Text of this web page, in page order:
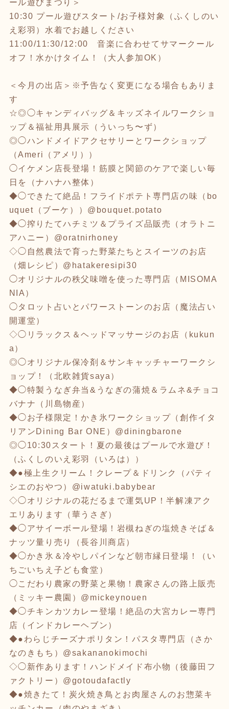
ール遊びまつり＞
10:30 プール遊びスタート/お子様対象（ふくしのい
え彩羽）水着でお越しください
11:00/11:30/12:00 音楽に合わせてサマークール
オフ！水かけタイム！（大人参加OK）
＜今月の出店＞※予告なく変更になる場合もありま
す
☆◎◯キャンディバッグ＆キッズネイルワークショ
ップ＆福祉用具展示（ういっち〜ず）
◎◯ハンドメイドアクセサリーとワークショップ
（Ameri（アメリ））
◯イケメン店長登場！筋膜と関節のケアで楽しい毎
日を（ナハナハ整体）
◆◯できたて絶品！フライドポテト専門店の味（bo
uquet（ブーケ））@bouquet.potato
◆◯搾りたてハチミツ＆プライズ品販売（オラトニ
アハニー）@oratnirhoney
◇◯自然農法で育った野菜たちとスイーツのお店
（畑レシピ）@hatakeresipi30
◯オリジナルの秩父味噌を使った専門店（MISOMA
NIA）
◯タロット占いとパワーストーンのお店（魔法占い
開運堂）
◇◯リラックス＆ヘッドマッサージのお店（kukun
a）
◎◯オリジナル保冷剤＆サンキャッチャーワークシ
ョップ！（北欧雑貨saya）
◆◯特製うなぎ弁当&うなぎの蒲焼＆ラムネ&チョコ
バナナ（川島物産）
◆◯お子様限定！かき氷ワークショップ（創作イタ
リアンDining Bar ONE）@diningbarone
◎◯10:30スタート！夏の最後はプールで水遊び！
（ふくしのいえ彩羽（いろは））
◆●極上生クリーム！クレープ＆ドリンク（パティ
シエのおやつ）@iwatuki.babybear
◇◯オリジナルの花だるまで運気UP！半解凍アク
エリあります（華うさぎ）
◆◯アサイーボール登場！岩槻ねぎの塩焼きそば＆
ナッツ量り売り（長谷川商店）
◆◯かき氷＆冷やしパインなど朝市縁日登場！（い
ちごいちえ子ども食堂）
◯こだわり農家の野菜と果物！農家さんの路上販売
（ミッキー農園）@mickeynouen
◆◯チキンカツカレー登場！絶品の大宮カレー専門
店（インドカレーヘブン）
◆●わらじチーズナポリタン！パスタ専門店（さか
なのきもち）@sakananokimochi
◇◯新作あります！ハンドメイド布小物（後藤田フ
ァクトリー）@gotoudafactly
◆●焼きたて！炭火焼き鳥とお肉屋さんのお惣菜キ